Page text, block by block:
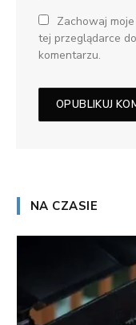
Zachowaj
tej przeglądarce
komentarzu.
NA CZASIE